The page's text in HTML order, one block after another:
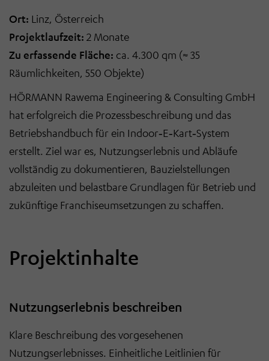
Ort: Linz, Österreich
Projektlaufzeit: 2 Monate
Zu erfassende Fläche: ca. 4.300 qm (≈ 35
Räumlichkeiten, 550 Objekte)
HÖRMANN Rawema Engineering & Consulting GmbH
hat erfolgreich die Prozessbeschreibung und das
Betriebshandbuch für ein Indoor‑E‑Kart‑System
erstellt. Ziel war es, Nutzungserlebnis und Abläufe
vollständig zu dokumentieren, Bauzielstellungen
abzuleiten und belastbare Grundlagen für Betrieb und
zukünftige Franchiseumsetzungen zu schaffen.
Projektinhalte
Nutzungserlebnis beschreiben
Klare Beschreibung des vorgesehenen
Nutzungserlebnisses. Einheitliche Leitlinien für